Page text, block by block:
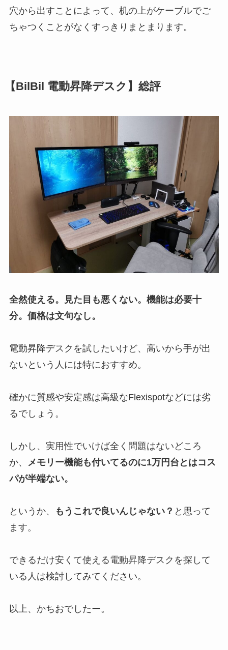
穴から出すことによって、机の上がケーブルでご
ちゃつくことがなくすっきりまとまります。
【BilBil 電動昇降デスク】総評
全然使える。見た目も悪くない。機能は必要十
分。価格は文句なし。
電動昇降デスクを試したいけど、高いから手が出
ないという人には特におすすめ。
確かに質感や安定感は高級なFlexispotなどには劣
るでしょう。
しかし、実用性でいけば全く問題はないどころ
か、
メモリー機能も付いてるのに1万円台とはコス
パが半端ない。
というか、 もうこれで良いんじゃない？ と思って
ます。
できるだけ安くて使える電動昇降デスクを探して
いる人は検討してみてください。
以上、かちおでしたー。